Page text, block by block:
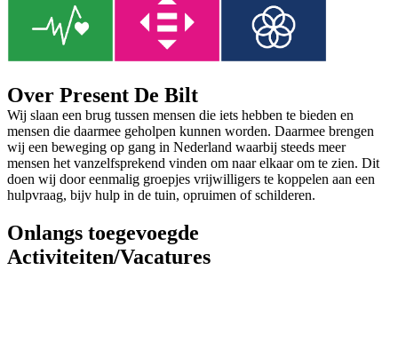
Over Present De Bilt
Wij slaan een brug tussen mensen die iets hebben te bieden en
mensen die daarmee geholpen kunnen worden. Daarmee brengen
wij een beweging op gang in Nederland waarbij steeds meer
mensen het vanzelfsprekend vinden om naar elkaar om te zien. Dit
doen wij door eenmalig groepjes vrijwilligers te koppelen aan een
hulpvraag, bijv hulp in de tuin, opruimen of schilderen.
Onlangs toegevoegde
Activiteiten/Vacatures